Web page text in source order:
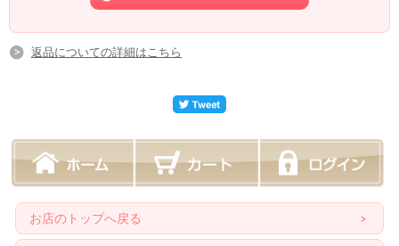
返品についての詳細はこちら
お店のトップへ戻る